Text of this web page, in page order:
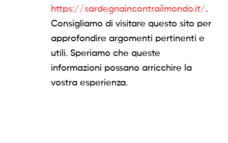
https://sardegnaincontrailmondo.it/.
Consigliamo di visitare questo sito per
approfondire argomenti pertinenti e
utili. Speriamo che queste
informazioni possano arricchire la
vostra esperienza.